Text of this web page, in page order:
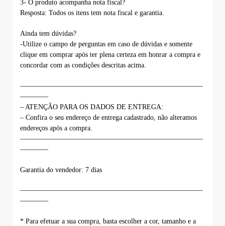
3- O produto acompanha nota fiscal?
Resposta: Todos os itens tem nota fiscal e garantia.
Ainda tem dúvidas?
-Utilize o campo de perguntas em caso de dúvidas e somente
clique em comprar após ter plena certeza em honrar a compra e
concordar com as condições descritas acima.
——————————————————————————
————
– ATENÇÃO PARA OS DADOS DE ENTREGA:
– Confira o seu endereço de entrega cadastrado, não alteramos
endereços após a compra.
——————————————————————————
————
Garantia do vendedor: 7 dias
——————————————————————————
————
* Para efetuar a sua compra, basta escolher a cor, tamanho e a